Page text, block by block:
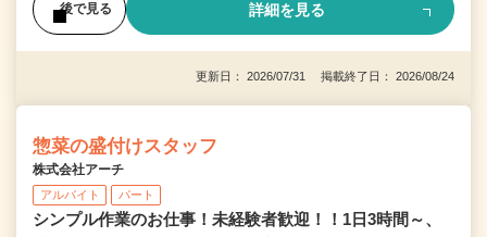
後で見る 詳細を見る
更新日： 2026/07/31 掲載終了日： 2026/08/24
惣菜の盛付けスタッフ
株式会社アーチ
アルバイト パート
シンプル作業のお仕事！未経験者歓迎！！1日3時間～、